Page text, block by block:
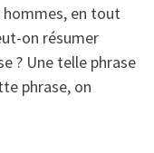
hommes, en tout
on résumer
? Une telle phrase
phrase, on